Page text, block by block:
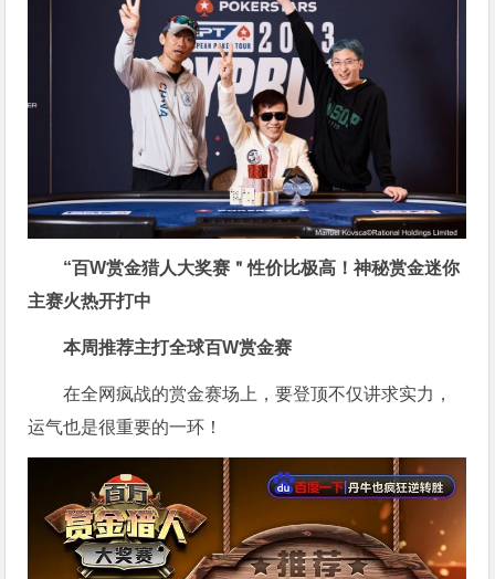
“百W赏金猎人大奖赛＂性价比极高！神秘赏金迷你
主赛火热开打中
本周推荐主打全球百W赏金赛
在全网疯战的赏金赛场上，要登顶不仅讲求实力，
运气也是很重要的一环！